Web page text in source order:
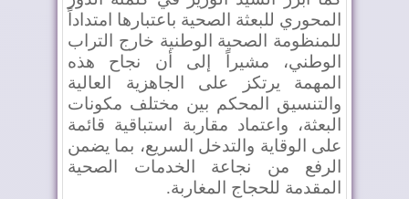
المحوري للبعثة الصحية باعتبارها امتداداً
للمنظومة الصحية الوطنية خارج التراب
الوطني، مشيراً إلى أن نجاح هذه
المهمة يرتكز على الجاهزية العالية
والتنسيق المحكم بين مختلف مكونات
البعثة، واعتماد مقاربة استباقية قائمة
على الوقاية والتدخل السريع، بما يضمن
الرفع من نجاعة الخدمات الصحية
المقدمة للحجاج المغاربة.